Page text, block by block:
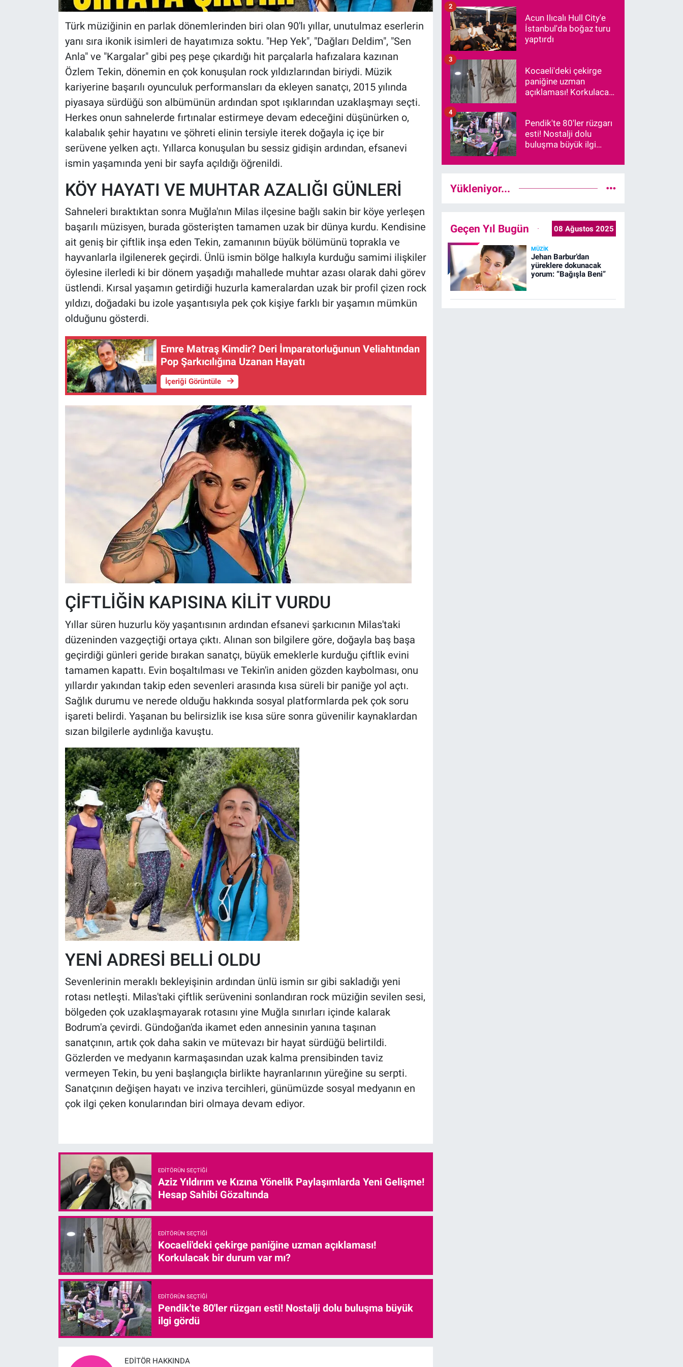
Türk müziğinin en parlak dönemlerinden biri olan 90'lı yıllar, unutulmaz eserlerin
yanı sıra ikonik isimleri de hayatımıza soktu. "Hep Yek", "Dağları Deldim", "Sen
Anla" ve "Kargalar" gibi peş peşe çıkardığı hit parçalarla hafızalara kazınan
Özlem Tekin, dönemin en çok konuşulan rock yıldızlarından biriydi. Müzik
kariyerine başarılı oyunculuk performansları da ekleyen sanatçı, 2015 yılında
piyasaya sürdüğü son albümünün ardından spot ışıklarından uzaklaşmayı seçti.
Herkes onun sahnelerde fırtınalar estirmeye devam edeceğini düşünürken o,
kalabalık şehir hayatını ve şöhreti elinin tersiyle iterek doğayla iç içe bir
serüvene yelken açtı. Yıllarca konuşulan bu sessiz gidişin ardından, efsanevi
ismin yaşamında yeni bir sayfa açıldığı öğrenildi.
KÖY HAYATI VE MUHTAR AZALIĞI GÜNLERİ
Sahneleri bıraktıktan sonra Muğla'nın Milas ilçesine bağlı sakin bir köye yerleşen
başarılı müzisyen, burada gösterişten tamamen uzak bir dünya kurdu. Kendisine
ait geniş bir çiftlik inşa eden Tekin, zamanının büyük bölümünü toprakla ve
hayvanlarla ilgilenerek geçirdi. Ünlü ismin bölge halkıyla kurduğu samimi ilişkiler
öylesine ilerledi ki bir dönem yaşadığı mahallede muhtar azası olarak dahi görev
üstlendi. Kırsal yaşamın getirdiği huzurla kameralardan uzak bir profil çizen rock
yıldızı, doğadaki bu izole yaşantısıyla pek çok kişiye farklı bir yaşamın mümkün
olduğunu gösterdi.
Emre Matraş Kimdir? Deri İmparatorluğunun Veliahtından
Pop Şarkıcılığına Uzanan Hayatı
İçeriği Görüntüle
ÇİFTLİĞİN KAPISINA KİLİT VURDU
Yıllar süren huzurlu köy yaşantısının ardından efsanevi şarkıcının Milas'taki
düzeninden vazgeçtiği ortaya çıktı. Alınan son bilgilere göre, doğayla baş başa
geçirdiği günleri geride bırakan sanatçı, büyük emeklerle kurduğu çiftlik evini
tamamen kapattı. Evin boşaltılması ve Tekin'in aniden gözden kaybolması, onu
yıllardır yakından takip eden sevenleri arasında kısa süreli bir paniğe yol açtı.
Sağlık durumu ve nerede olduğu hakkında sosyal platformlarda pek çok soru
işareti belirdi. Yaşanan bu belirsizlik ise kısa süre sonra güvenilir kaynaklardan
sızan bilgilerle aydınlığa kavuştu.
YENİ ADRESİ BELLİ OLDU
Sevenlerinin meraklı bekleyişinin ardından ünlü ismin sır gibi sakladığı yeni
rotası netleşti. Milas'taki çiftlik serüvenini sonlandıran rock müziğin sevilen sesi,
bölgeden çok uzaklaşmayarak rotasını yine Muğla sınırları içinde kalarak
Bodrum'a çevirdi. Gündoğan'da ikamet eden annesinin yanına taşınan
sanatçının, artık çok daha sakin ve mütevazı bir hayat sürdüğü belirtildi.
Gözlerden ve medyanın karmaşasından uzak kalma prensibinden taviz
vermeyen Tekin, bu yeni başlangıçla birlikte hayranlarının yüreğine su serpti.
Sanatçının değişen hayatı ve inziva tercihleri, günümüzde sosyal medyanın en
çok ilgi çeken konularından biri olmaya devam ediyor.
EDITÖRÜN SEÇTIĞI
Aziz Yıldırım ve Kızına Yönelik Paylaşımlarda Yeni Gelişme!
Hesap Sahibi Gözaltında
EDITÖRÜN SEÇTIĞI
Kocaeli'deki çekirge paniğine uzman açıklaması!
Korkulacak bir durum var mı?
EDITÖRÜN SEÇTIĞI
Pendik'te 80'ler rüzgarı esti! Nostalji dolu buluşma büyük
ilgi gördü
EDITÖR HAKKINDA
Acun Ilıcalı Hull City'e
İstanbul'da boğaz turu
yaptırdı
2
Kocaeli'deki çekirge
paniğine uzman
açıklaması! Korkulacak
3
Pendik'te 80'ler rüzgarı
esti! Nostalji dolu
buluşma büyük ilgi
4
Yükleniyor...
Geçen Yıl Bugün 08 Ağustos 2025
MÜZIK
Jehan Barbur’dan
yüreklere dokunacak
yorum: “Bağışla Beni”